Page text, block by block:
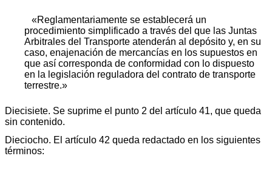
«Reglamentariamente se establecerá un
procedimiento simplificado a través del que las Juntas
Arbitrales del Transporte atenderán al depósito y, en su
caso, enajenación de mercancías en los supuestos en
que así corresponda de conformidad con lo dispuesto
en la legislación reguladora del contrato de transporte
terrestre.»
Diecisiete. Se suprime el punto 2 del artículo 41, que queda
sin contenido.
Dieciocho. El artículo 42 queda redactado en los siguientes
términos: